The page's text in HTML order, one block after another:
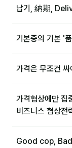
납기, 納期,
기본중의 기본 '
가격은 무조건
가격협상에만
비즈니스 협상전
Good cop, Bad